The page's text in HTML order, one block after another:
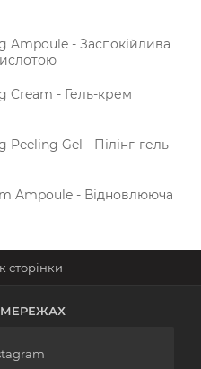
Ampoule - Заспокійлива
Cream - Гель-крем
Gel - Пілінг-гель
Ampoule - Відновлююча